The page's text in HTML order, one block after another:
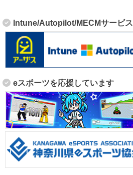
Intune/Autopilot/MECMサービス
eスポーツを応援しています